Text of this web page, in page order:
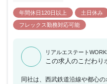
年間休日120日以上 土日休み
フレックス勤務対応可能
リアルエステート
この求人のこだわり
同社は、西武鉄道沿線や都心